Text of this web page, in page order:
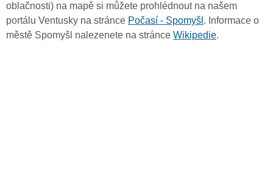
oblačnosti) na mapě si můžete prohlédnout na našem
portálu Ventusky na stránce Počasí - Spomyšl . Informace o
městě Spomyšl nalezenete na stránce Wikipedie.